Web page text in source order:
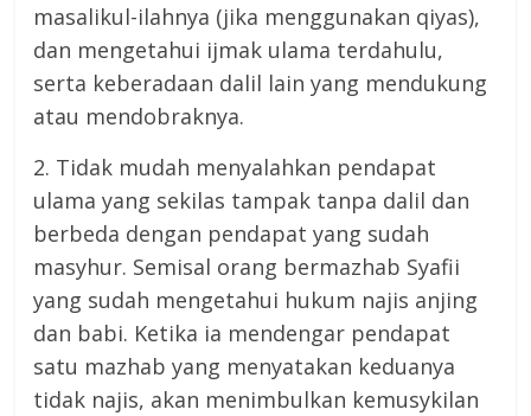
masalikul-ilahnya (jika menggunakan qiyas),
dan mengetahui ijmak ulama terdahulu,
serta keberadaan dalil lain yang mendukung
atau mendobraknya.
2. Tidak mudah menyalahkan pendapat
ulama yang sekilas tampak tanpa dalil dan
berbeda dengan pendapat yang sudah
masyhur. Semisal orang bermazhab Syafii
yang sudah mengetahui hukum najis anjing
dan babi. Ketika ia mendengar pendapat
satu mazhab yang menyatakan keduanya
tidak najis, akan menimbulkan kemusykilan